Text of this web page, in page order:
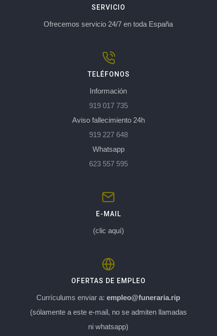
SERVICIO
Ofrecemos servicio 24/7 en toda España
TELÉFONOS
Información
919 017 735
Aviso fallecimiento 24h
919 227 648
Whatsapp
623 557 595
E-MAIL
(clic aquí)
OFERTAS DE EMPLEO
Currículums enviar a:empleo@funeraria.rip
(sólamente a este e-mail, no se admiten llamadas
ni whatsapp)